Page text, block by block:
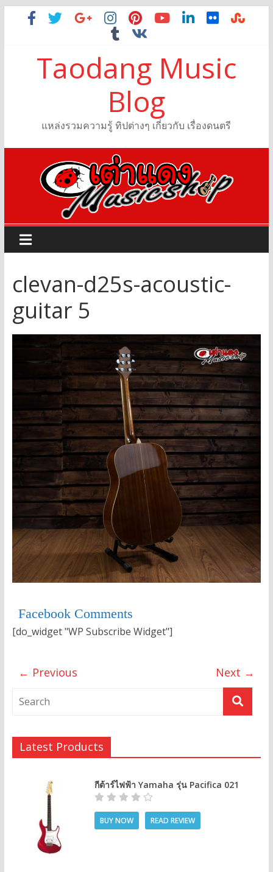
Taodang Music
Blog
แหล่งรวมความรู้ ทิปต่างๆ เกี่ยวกับ เรื่องดนตรี
clevan-d25s-acoustic-
guitar 5
Facebook Comments
[do_widget "WP Subscribe Widget"]
← Previous Next →
Latest Products
กีต้าร์ไฟฟ้า Yamaha รุ่น Pacifica 021
BUY NOW READ REVIEW